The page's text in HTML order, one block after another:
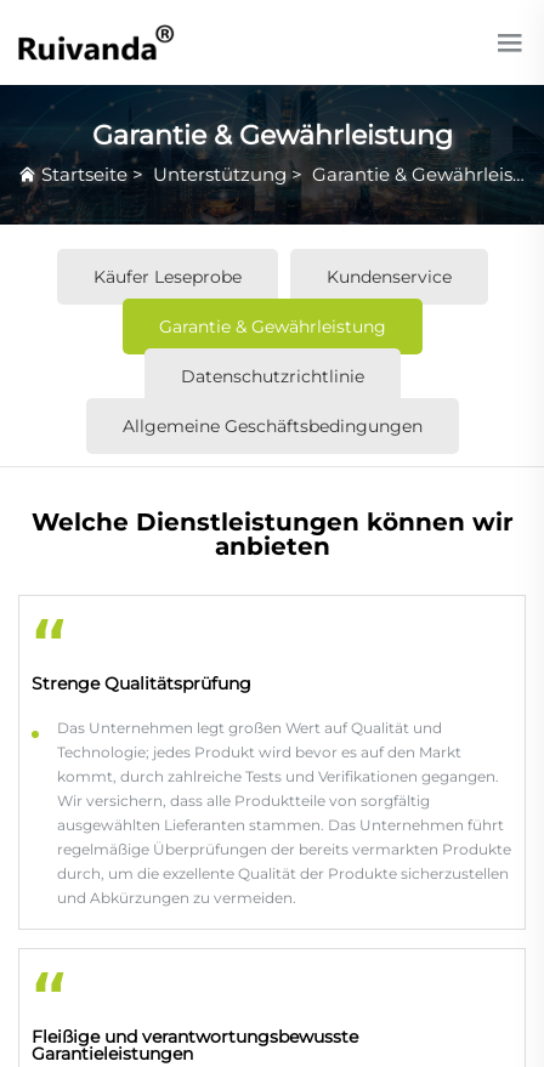
Garantie & Gewährleistung
Startseite> Unterstützung > Garantie & Gewährleistung
Käufer Leseprobe Kundenservice
Garantie & Gewährleistung
Datenschutzrichtlinie
Allgemeine Geschäftsbedingungen
Welche Dienstleistungen können wir
anbieten
“
Strenge Qualitätsprüfung
Das Unternehmen legt großen Wert auf Qualität und
Technologie; jedes Produkt wird bevor es auf den Markt
kommt, durch zahlreiche Tests und Verifikationen gegangen.
Wir versichern, dass alle Produktteile von sorgfältig
ausgewählten Lieferanten stammen. Das Unternehmen führt
regelmäßige Überprüfungen der bereits vermarkten Produkte
durch, um die exzellente Qualität der Produkte sicherzustellen
und Abkürzungen zu vermeiden.
“
Fleißige und verantwortungsbewusste
Garantieleistungen